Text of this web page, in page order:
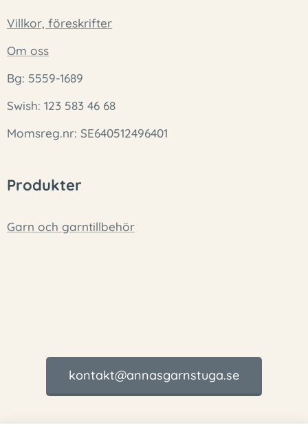
Villkor, föreskrifter
Om oss
Bg: 5559-1689
Swish: 123 583 46 68
Momsreg.nr: SE640512496401
Produkter
Garn och garntillbehör
kontakt@annasgarnstuga.se